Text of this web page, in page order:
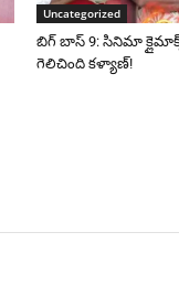
Uncategorized
బిగ్ బాస్ 9: సినిమా
గెలిచింది కళ్యాణ్!